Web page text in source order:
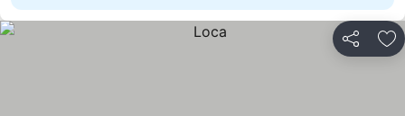
Bagikan